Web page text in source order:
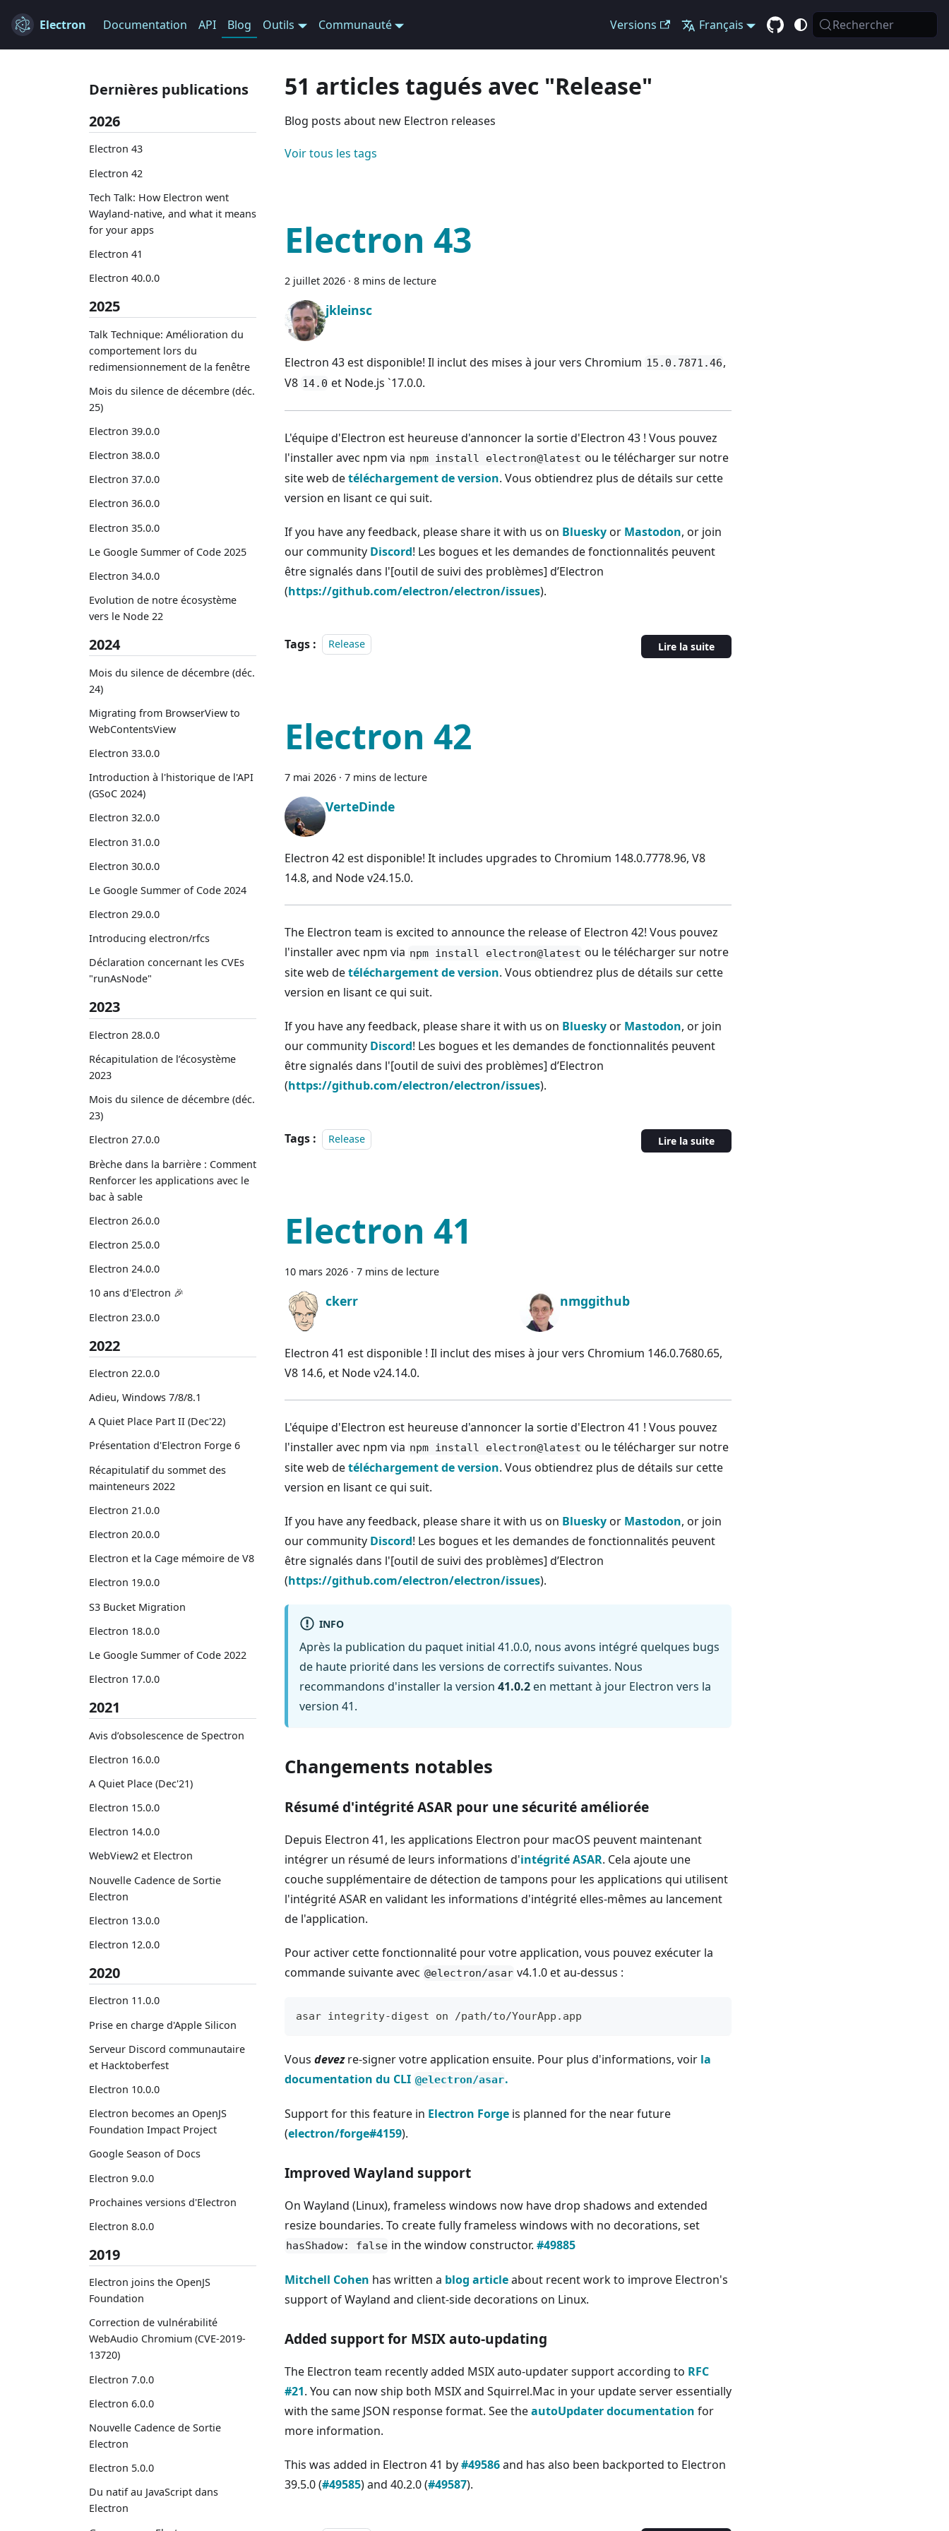
Electron Documentation API Blog Outils Communauté Versions Français Rechercher
Dernières publications
2026
Electron 43
Electron 42
Tech Talk: How Electron went
Wayland-native, and what it means
for your apps
Electron 41
Electron 40.0.0
2025
Talk Technique: Amélioration du
comportement lors du
redimensionnement de la fenêtre
Mois du silence de décembre (déc.
25)
Electron 39.0.0
Electron 38.0.0
Electron 37.0.0
Electron 36.0.0
Electron 35.0.0
Le Google Summer of Code 2025
Electron 34.0.0
Evolution de notre écosystème
vers le Node 22
2024
Mois du silence de décembre (déc.
24)
Migrating from BrowserView to
WebContentsView
Electron 33.0.0
Introduction à l'historique de l'API
(GSoC 2024)
Electron 32.0.0
Electron 31.0.0
Electron 30.0.0
Le Google Summer of Code 2024
Electron 29.0.0
Introducing electron/rfcs
Déclaration concernant les CVEs
"runAsNode"
2023
Electron 28.0.0
Récapitulation de l’écosystème
2023
Mois du silence de décembre (déc.
23)
Electron 27.0.0
Brèche dans la barrière : Comment
Renforcer les applications avec le
bac à sable
Electron 26.0.0
Electron 25.0.0
Electron 24.0.0
10 ans d'Electron 🎉
Electron 23.0.0
2022
Electron 22.0.0
Adieu, Windows 7/8/8.1
A Quiet Place Part II (Dec'22)
Présentation d'Electron Forge 6
Récapitulatif du sommet des
mainteneurs 2022
Electron 21.0.0
Electron 20.0.0
Electron et la Cage mémoire de V8
Electron 19.0.0
S3 Bucket Migration
Electron 18.0.0
Le Google Summer of Code 2022
Electron 17.0.0
2021
Avis d’obsolescence de Spectron
Electron 16.0.0
A Quiet Place (Dec'21)
Electron 15.0.0
Electron 14.0.0
WebView2 et Electron
Nouvelle Cadence de Sortie
Electron
Electron 13.0.0
Electron 12.0.0
2020
Electron 11.0.0
Prise en charge d'Apple Silicon
Serveur Discord communautaire
et Hacktoberfest
Electron 10.0.0
Electron becomes an OpenJS
Foundation Impact Project
Google Season of Docs
Electron 9.0.0
Prochaines versions d'Electron
Electron 8.0.0
2019
Electron joins the OpenJS
Foundation
Correction de vulnérabilité
WebAudio Chromium (CVE-2019-
13720)
Electron 7.0.0
Electron 6.0.0
Nouvelle Cadence de Sortie
Electron
Electron 5.0.0
Du natif au JavaScript dans
Electron
51 articles tagués avec "Release"
Blog posts about new Electron releases
Voir tous les tags
Electron 43
2 juillet 2026 · 8 mins de lecture
jkleinsc
Electron 43 est disponible! Il inclut des mises à jour vers Chromium 15.0.7871.46,
V8 14.0 et Node.js `17.0.0.
L'équipe d'Electron est heureuse d'annoncer la sortie d'Electron 43 ! Vous pouvez
l'installer avec npm via npm install electron@latest ou le télécharger sur notre
site web detéléchargement de version. Vous obtiendrez plus de détails sur cette
version en lisant ce qui suit.
If you have any feedback, please share it with us on Blueskyor Mastodon, or join
our community Discord! Les bogues et les demandes de fonctionnalités peuvent
être signalés dans l'[outil de suivi des problèmes] d’Electron
(https://github.com/electron/electron/issues).
Tags : Release Lire la suite
Electron 42
7 mai 2026 · 7 mins de lecture
VerteDinde
Electron 42 est disponible! It includes upgrades to Chromium 148.0.7778.96, V8
14.8, and Node v24.15.0.
The Electron team is excited to announce the release of Electron 42! Vous pouvez
l'installer avec npm via npm install electron@latest ou le télécharger sur notre
site web detéléchargement de version. Vous obtiendrez plus de détails sur cette
version en lisant ce qui suit.
If you have any feedback, please share it with us on Blueskyor Mastodon, or join
our community Discord! Les bogues et les demandes de fonctionnalités peuvent
être signalés dans l'[outil de suivi des problèmes] d’Electron
(https://github.com/electron/electron/issues).
Tags : Release Lire la suite
Electron 41
10 mars 2026 · 7 mins de lecture
ckerr nmggithub
Electron 41 est disponible ! Il inclut des mises à jour vers Chromium 146.0.7680.65,
V8 14.6, et Node v24.14.0.
L'équipe d'Electron est heureuse d'annoncer la sortie d'Electron 41 ! Vous pouvez
l'installer avec npm via npm install electron@latest ou le télécharger sur notre
site web detéléchargement de version. Vous obtiendrez plus de détails sur cette
version en lisant ce qui suit.
If you have any feedback, please share it with us on Blueskyor Mastodon, or join
our community Discord! Les bogues et les demandes de fonctionnalités peuvent
être signalés dans l'[outil de suivi des problèmes] d’Electron
(https://github.com/electron/electron/issues).
INFO
Après la publication du paquet initial 41.0.0, nous avons intégré quelques bugs
de haute priorité dans les versions de correctifs suivantes. Nous
recommandons d'installer la version 41.0.2 en mettant à jour Electron vers la
version 41.
Changements notables
Résumé d'intégrité ASAR pour une sécurité améliorée
Depuis Electron 41, les applications Electron pour macOS peuvent maintenant
intégrer un résumé de leurs informations d'intégrité ASAR. Cela ajoute une
couche supplémentaire de détection de tampons pour les applications qui utilisent
l'intégrité ASAR en validant les informations d'intégrité elles-mêmes au lancement
de l'application.
Pour activer cette fonctionnalité pour votre application, vous pouvez exécuter la
commande suivante avec @electron/asar v4.1.0 et au-dessus :
asar integrity-digest on /path/to/YourApp.app
Vous devezre-signer votre application ensuite. Pour plus d'informations, voir la
documentation du CLI @electron/asar.
Support for this feature in Electron Forge is planned for the near future
(electron/forge#4159).
Improved Wayland support
On Wayland (Linux), frameless windows now have drop shadows and extended
resize boundaries. To create fully frameless windows with no decorations, set
hasShadow: false in the window constructor.#49885
Mitchell Cohen has written a blog articleabout recent work to improve Electron's
support of Wayland and client-side decorations on Linux.
Added support for MSIX auto-updating
The Electron team recently added MSIX auto-updater support according to RFC
#21. You can now ship both MSIX and Squirrel.Mac in your update server essentially
with the same JSON response format. See theautoUpdater documentation for
more information.
This was added in Electron 41 by#49586and has also been backported to Electron
39.5.0 (#49585) and 40.2.0 (#49587).